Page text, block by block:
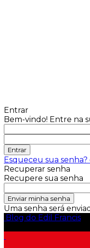
Entrar
Bem-vindo! Entre na
Esqueceu sua
Recuperar senha
Recupere sua senha
Uma senha será
Blog do Edil Francis